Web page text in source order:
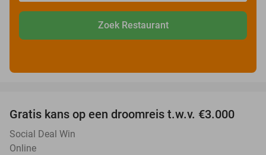
Zoek Restaurant
Gratis kans op een droomreis t.w.v. €3.000
Social Deal Win
Online